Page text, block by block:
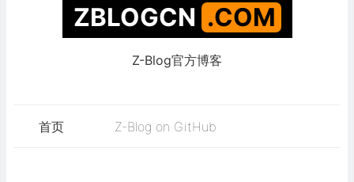
Z-Blog官方博客
首页 Z-Blog on GitHub